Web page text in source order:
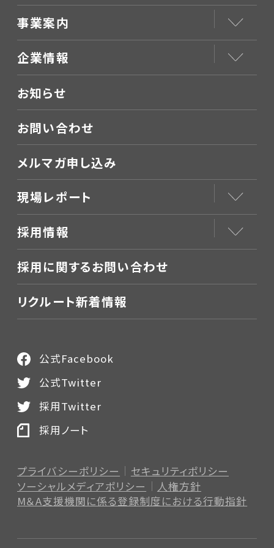
事業案内
企業情報
お知らせ
お問い合わせ
メルマガ申し込み
現場レポート
採用情報
採用に関するお問い合わせ
リクルート新着情報
プライバシーポリシー
セキュリティポリシー
ソーシャルメディアポリシー
人権方針
M＆A支援機関に係る登録制度における行動指針
公式Facebook
公式Twitter
採用Twitter
採用ノート